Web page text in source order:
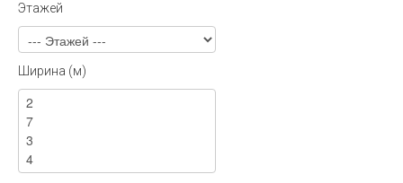
Этажей
Ширина (м)